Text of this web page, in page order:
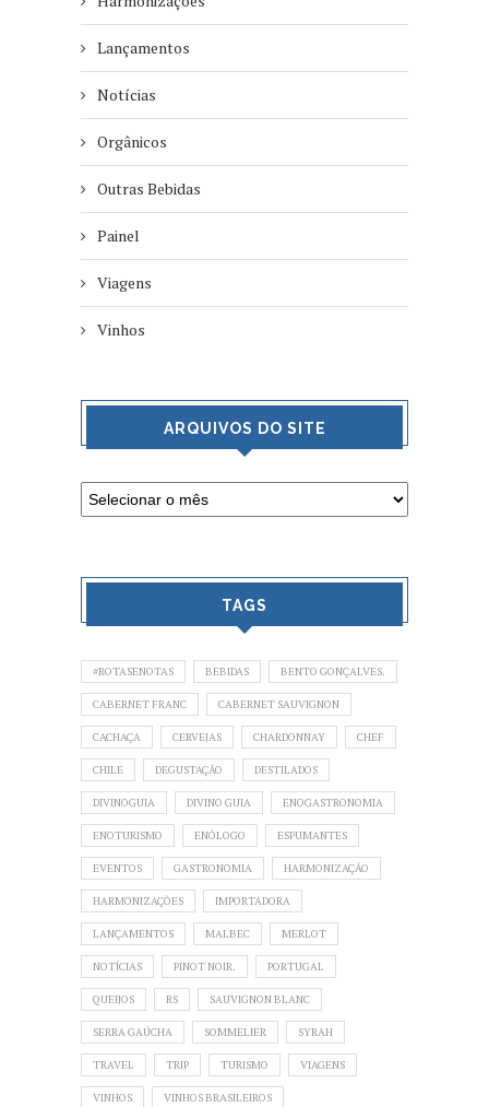
Lançamentos
Notícias
Orgânicos
Outras Bebidas
Painel
Viagens
Vinhos
ARQUIVOS DO SITE
TAGS
#ROTASENOTAS BEBIDAS BENTO GONÇALVES.
CABERNET FRANC CABERNET SAUVIGNON
CACHAÇA CERVEJAS CHARDONNAY CHEF
CHILE DEGUSTAÇÃO DESTILADOS
DIVINOGUIA DIVINO GUIA ENOGASTRONOMIA
ENOTURISMO ENÓLOGO ESPUMANTES
EVENTOS GASTRONOMIA HARMONIZAÇÃO
HARMONIZAÇÕES IMPORTADORA
LANÇAMENTOS MALBEC MERLOT
NOTÍCIAS PINOT NOIR. PORTUGAL
QUEIJOS RS SAUVIGNON BLANC
SERRA GAÚCHA SOMMELIER SYRAH
TRAVEL TRIP TURISMO VIAGENS
VINHOS VINHOS BRASILEIROS